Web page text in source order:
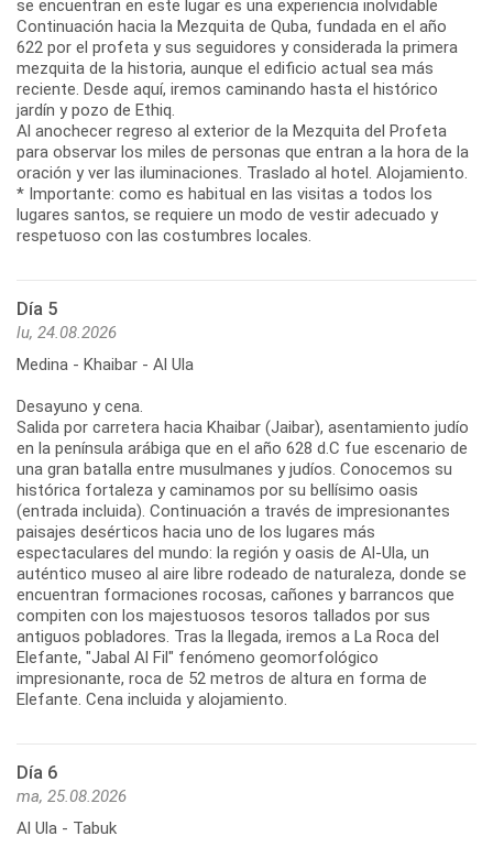
se encuentran en este lugar es una experiencia inolvidable
Continuación hacia la Mezquita de Quba, fundada en el año
622 por el profeta y sus seguidores y considerada la primera
mezquita de la historia, aunque el edificio actual sea más
reciente. Desde aquí, iremos caminando hasta el histórico
jardín y pozo de Ethiq.
Al anochecer regreso al exterior de la Mezquita del Profeta
para observar los miles de personas que entran a la hora de la
oración y ver las iluminaciones. Traslado al hotel. Alojamiento.
* Importante: como es habitual en las visitas a todos los
lugares santos, se requiere un modo de vestir adecuado y
respetuoso con las costumbres locales.
Día 5
lu, 24.08.2026
Medina - Khaibar - Al Ula
Desayuno y cena.
Salida por carretera hacia Khaibar (Jaibar), asentamiento judío
en la península arábiga que en el año 628 d.C fue escenario de
una gran batalla entre musulmanes y judíos. Conocemos su
histórica fortaleza y caminamos por su bellísimo oasis
(entrada incluida). Continuación a través de impresionantes
paisajes desérticos hacia uno de los lugares más
espectaculares del mundo: la región y oasis de Al-Ula, un
auténtico museo al aire libre rodeado de naturaleza, donde se
encuentran formaciones rocosas, cañones y barrancos que
compiten con los majestuosos tesoros tallados por sus
antiguos pobladores. Tras la llegada, iremos a La Roca del
Elefante, "Jabal Al Fil" fenómeno geomorfológico
impresionante, roca de 52 metros de altura en forma de
Elefante. Cena incluida y alojamiento.
Día 6
ma, 25.08.2026
Al Ula - Tabuk